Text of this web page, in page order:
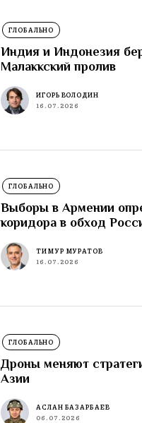
ГЛОБАЛЬНО
Индия и Индонезия
Малаккский пролив
ИГОРЬ ВОЛОДИН
16.07.2026
ГЛОБАЛЬНО
Выборы в Армении
коридора в обход
ТИМУР МУРАТОВ
16.07.2026
ГЛОБАЛЬНО
Дроны меняют
Азии
АСЛАН БАЗАРБАЕВ
06.07.2026